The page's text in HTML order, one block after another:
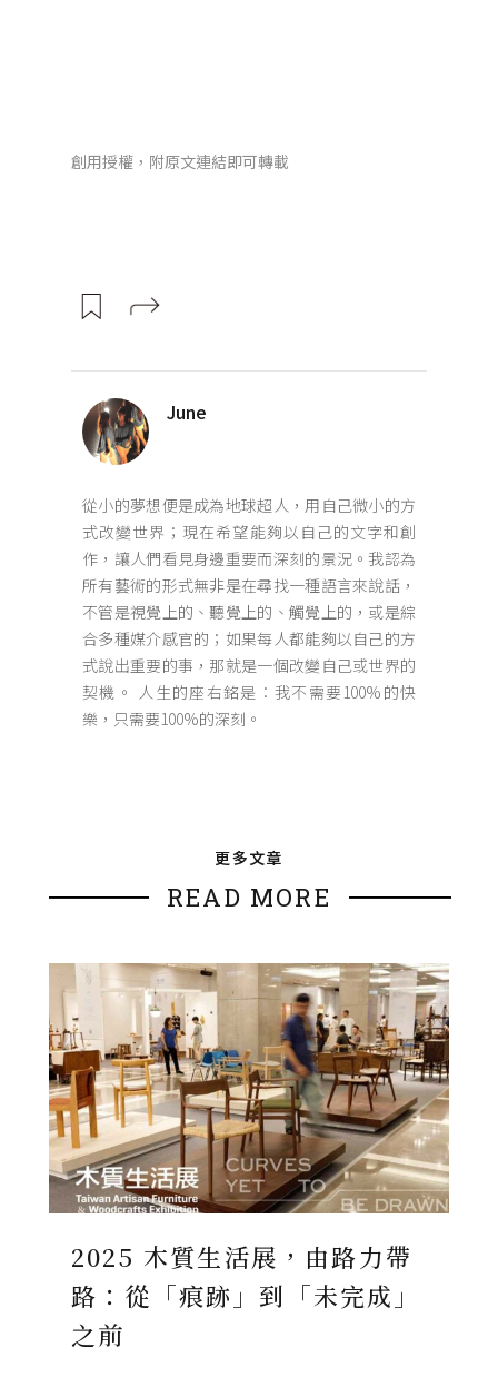
創用授權，附原文連結即可轉載
June
從小的夢想便是成為地球超人，用自己微小的方
式改變世界；現在希望能夠以自己的文字和創
作，讓人們看見身邊重要而深刻的景況。我認為
所有藝術的形式無非是在尋找一種語言來說話，
不管是視覺上的、聽覺上的、觸覺上的，或是綜
合多種媒介感官的；如果每人都能夠以自己的方
式說出重要的事，那就是一個改變自己或世界的
契機。 人生的座右銘是：我不需要100%的快
樂，只需要100%的深刻。
更多文章
READ MORE
2025 木質生活展，由路力帶
路：從「痕跡」到「未完成」
之前